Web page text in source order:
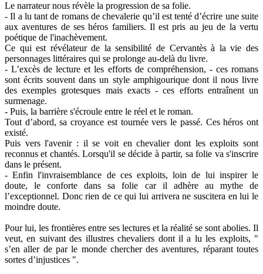
Le narrateur nous révèle la progression de sa folie.
- Il a lu tant de romans de chevalerie qu’il est tenté d’écrire une suite
aux aventures de ses héros familiers. Il est pris au jeu de la vertu
poétique de l'inachèvement.
Ce qui est révélateur de la sensibilité de Cervantès à la vie des
personnages littéraires qui se prolonge au-delà du livre.
- L’excès de lecture et les efforts de compréhension, - ces romans
sont écrits souvent dans un style amphigourique dont il nous livre
des exemples grotesques mais exacts - ces efforts entraînent un
surmenage.
- Puis, la barrière s'écroule entre le réel et le roman.
Tout d’abord, sa croyance est tournée vers le passé. Ces héros ont
existé.
Puis vers l'avenir : il se voit en chevalier dont les exploits sont
reconnus et chantés. Lorsqu'il se décide à partir, sa folie va s'inscrire
dans le présent.
- Enfin l'invraisemblance de ces exploits, loin de lui inspirer le
doute, le conforte dans sa folie car il adhère au mythe de
l’exceptionnel. Donc rien de ce qui lui arrivera ne suscitera en lui le
moindre doute.
Pour lui, les frontières entre ses lectures et la réalité se sont abolies. Il
veut, en suivant des illustres chevaliers dont il a lu les exploits, "
s’en aller de par le monde chercher des aventures, réparant toutes
sortes d’injustices ".